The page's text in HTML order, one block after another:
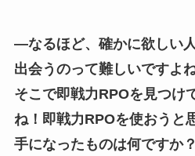
―なるほど、確かに欲しい
出会うのって難しいですよね
そこで即戦力RPOを見つけ
ね！即戦力RPOを使おうと
手になったものは何ですか？